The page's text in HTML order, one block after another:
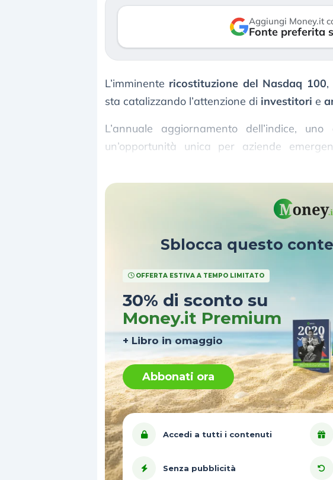
Aggiungi Money.it
Fonte preferita
L’imminente ricostituzione del Nasdaq 100,
sta catalizzando l’attenzione di investitori e
L’annuale aggiornamento dell’indice,
un’opportunità unica per aziende
Sblocca questo
OFFERTA ESTIVA A TEMPO LIMITATO
30% di sconto su
Money.it Premium
+ Libro in omaggio
Abbonati ora
Accedi a tutti i contenuti
Senza pubblicità
verso le (…)